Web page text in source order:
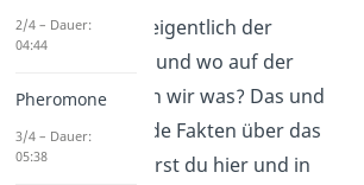
Wie funktioniert eigentlich der
und wo auf der
Zunge schmecken wir was? Das und
weitere spannende Fakten über das
Schmecken erfährst du hier und in
2/4 – Dauer:
04:44
Pheromone
3/4 – Dauer:
05:38